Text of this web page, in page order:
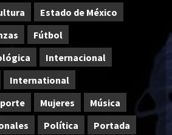
Estado de México
Fútbol
Internacional
International
Mujeres
Música
Política
Portada